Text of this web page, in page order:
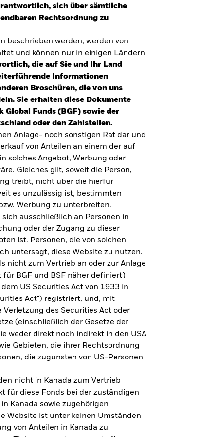
UMFRAGE ZUR ALTERSVORSORGE 2025
Realitätscheck Altersvorsorge. Wie
steht es um Ihre Altersvorsorge?
Zu den Ergebnissen
sich über sämtliche
Rechtsordnung zu
beschrieben werden, werden von
und können nur in einigen Ländern
die auf Sie und Ihr Land
Informationen
Broschüren, die von uns
Sie erhalten diese Dokumente
Funds (BGF) sowie der
oder den Zahlstellen.
Anlage- noch sonstigen Rat dar und
von Anteilen an einem der auf
solches Angebot, Werbung oder
Gleiches gilt, soweit die Person,
treibt, nicht über die hierfür
es unzulässig ist, bestimmten
Werbung zu unterbreiten.
ausschließlich an Personen in
oder der Zugang zu dieser
ist. Personen, die von solchen
untersagt, diese Website zu nutzen.
nicht zum Vertrieb an oder zur Anlage
für BGF und BSF näher definiert)
US Securities Act von 1933 in
Act") registriert, und, mit
Verletzung des Securities Act oder
(einschließlich der Gesetze der
weder direkt noch indirekt in den USA
Gebieten, die ihrer Rechtsordnung
die zugunsten von US-Personen
nicht in Kanada zum Vertrieb
für diese Fonds bei der zuständigen
Kanada sowie zugehörigen
Website ist unter keinen Umständen
von Anteilen in Kanada zu